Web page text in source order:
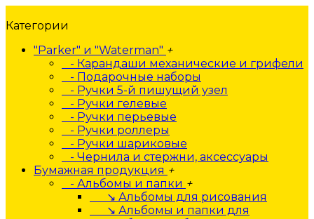
Категории
"Parker" и "Waterman" +
- Карандаши механические и грифели
- Подарочные наборы
- Ручки 5-й пишущий узел
- Ручки гелевые
- Ручки перьевые
- Ручки роллеры
- Ручки шариковые
- Чернила и стержни, аксессуары
Бумажная продукция +
- Альбомы и папки +
↘ Альбомы для рисования
↘ Альбомы и папки для